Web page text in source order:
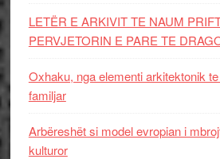
LETËR E ARKIVIT TE NAUM
PERVJETORIN E PARE TE
Oxhaku, nga elementi arkitektonik
familjar
Arbëreshët si model evropian i
kulturor